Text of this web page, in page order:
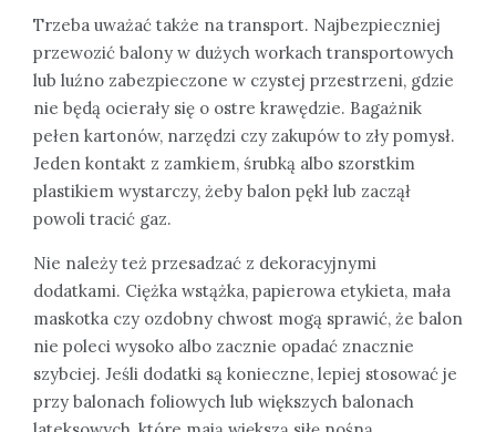
Trzeba uważać także na transport. Najbezpieczniej
przewozić balony w dużych workach transportowych
lub luźno zabezpieczone w czystej przestrzeni, gdzie
nie będą ocierały się o ostre krawędzie. Bagażnik
pełen kartonów, narzędzi czy zakupów to zły pomysł.
Jeden kontakt z zamkiem, śrubką albo szorstkim
plastikiem wystarczy, żeby balon pękł lub zaczął
powoli tracić gaz.
Nie należy też przesadzać z dekoracyjnymi
dodatkami. Ciężka wstążka, papierowa etykieta, mała
maskotka czy ozdobny chwost mogą sprawić, że balon
nie poleci wysoko albo zacznie opadać znacznie
szybciej. Jeśli dodatki są konieczne, lepiej stosować je
przy balonach foliowych lub większych balonach